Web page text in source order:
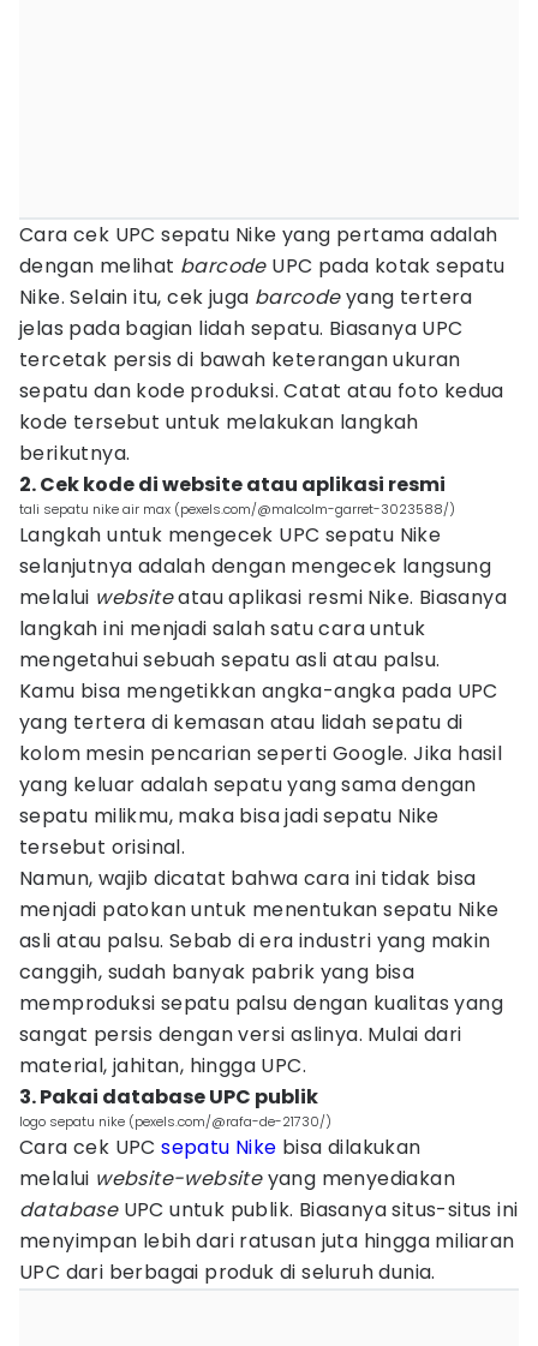
Cara cek UPC sepatu Nike yang pertama adalah
dengan melihat barcode UPC pada kotak sepatu
Nike. Selain itu, cek juga barcodeyang tertera
jelas pada bagian lidah sepatu. Biasanya UPC
tercetak persis di bawah keterangan ukuran
sepatu dan kode produksi. Catat atau foto kedua
kode tersebut untuk melakukan langkah
berikutnya.
2. Cek kode di website atau aplikasi resmi
tali sepatu nike air max (pexels.com/@malcolm-garret-3023588/)
Langkah untuk mengecek UPC sepatu Nike
selanjutnya adalah dengan mengecek langsung
melalui websiteatau aplikasi resmi Nike. Biasanya
langkah ini menjadi salah satu cara untuk
mengetahui sebuah sepatu asli atau palsu.
Kamu bisa mengetikkan angka-angka pada UPC
yang tertera di kemasan atau lidah sepatu di
kolom mesin pencarian seperti Google. Jika hasil
yang keluar adalah sepatu yang sama dengan
sepatu milikmu, maka bisa jadi sepatu Nike
tersebut orisinal.
Namun, wajib dicatat bahwa cara ini tidak bisa
menjadi patokan untuk menentukan sepatu Nike
asli atau palsu. Sebab di era industri yang makin
canggih, sudah banyak pabrik yang bisa
memproduksi sepatu palsu dengan kualitas yang
sangat persis dengan versi aslinya. Mulai dari
material, jahitan, hingga UPC.
3. Pakai database UPC publik
logo sepatu nike (pexels.com/@rafa-de-21730/)
Cara cek UPCsepatu Nike bisa dilakukan
melalui website-websiteyang menyediakan
database UPC untuk publik. Biasanya situs-situs ini
menyimpan lebih dari ratusan juta hingga miliaran
UPC dari berbagai produk di seluruh dunia.